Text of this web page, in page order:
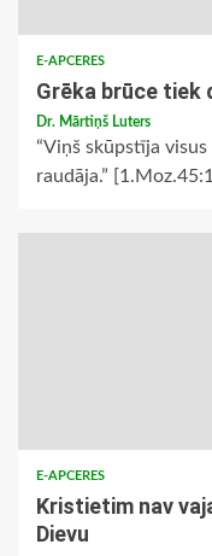
E-APCERES
Grēka brūce tiek
Dr. Mārtiņš Luters
“Viņš skūpstīja
raudāja.”
E-APCERES
Kristietim nav
Dievu